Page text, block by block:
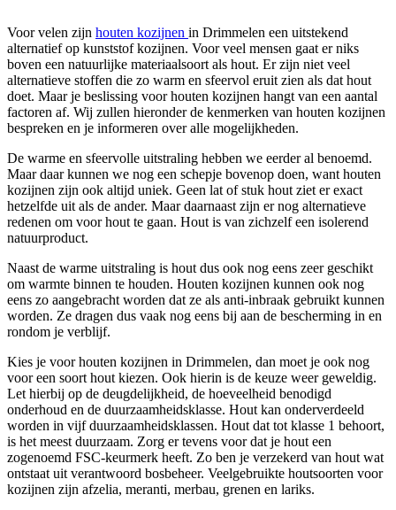
Voor velen zijn houten kozijnen in Drimmelen een uitstekend
alternatief op kunststof kozijnen. Voor veel mensen gaat er niks
boven een natuurlijke materiaalsoort als hout. Er zijn niet veel
alternatieve stoffen die zo warm en sfeervol eruit zien als dat hout
doet. Maar je beslissing voor houten kozijnen hangt van een aantal
factoren af. Wij zullen hieronder de kenmerken van houten kozijnen
bespreken en je informeren over alle mogelijkheden.
De warme en sfeervolle uitstraling hebben we eerder al benoemd.
Maar daar kunnen we nog een schepje bovenop doen, want houten
kozijnen zijn ook altijd uniek. Geen lat of stuk hout ziet er exact
hetzelfde uit als de ander. Maar daarnaast zijn er nog alternatieve
redenen om voor hout te gaan. Hout is van zichzelf een isolerend
natuurproduct.
Naast de warme uitstraling is hout dus ook nog eens zeer geschikt
om warmte binnen te houden. Houten kozijnen kunnen ook nog
eens zo aangebracht worden dat ze als anti-inbraak gebruikt kunnen
worden. Ze dragen dus vaak nog eens bij aan de bescherming in en
rondom je verblijf.
Kies je voor houten kozijnen in Drimmelen, dan moet je ook nog
voor een soort hout kiezen. Ook hierin is de keuze weer geweldig.
Let hierbij op de deugdelijkheid, de hoeveelheid benodigd
onderhoud en de duurzaamheidsklasse. Hout kan onderverdeeld
worden in vijf duurzaamheidsklassen. Hout dat tot klasse 1 behoort,
is het meest duurzaam. Zorg er tevens voor dat je hout een
zogenoemd FSC-keurmerk heeft. Zo ben je verzekerd van hout wat
ontstaat uit verantwoord bosbeheer. Veelgebruikte houtsoorten voor
kozijnen zijn afzelia, meranti, merbau, grenen en lariks.